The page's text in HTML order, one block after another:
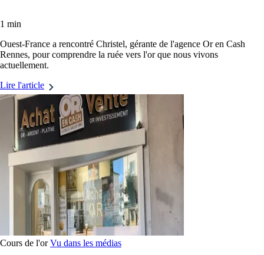
1 min
Ouest-France a rencontré Christel, gérante de l'agence Or en Cash
Rennes, pour comprendre la ruée vers l'or que nous vivons
actuellement.
Lire l'article
Cours de l'or Vu dans les médias